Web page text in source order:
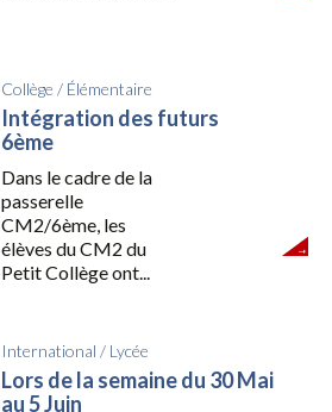
Collège / Élémentaire
Intégration des futurs
6ème
Dans le cadre de la
passerelle
CM2/6ème, les
élèves du CM2 du
Petit Collège ont...
International / Lycée
Lors de la semaine du 30 Mai
au 5 Juin